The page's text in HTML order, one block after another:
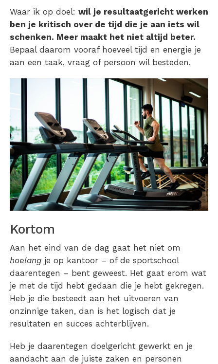
Waar ik op doel: wil je resultaatgericht werken
ben je kritisch over de tijd die je aan iets wil
schenken. Meer maakt het niet altijd beter.
Bepaal daarom vooraf hoeveel tijd en energie je
aan een taak, vraag of persoon wil besteden.
Kortom
Aan het eind van de dag gaat het niet om
hoelang je op kantoor – of de sportschool
daarentegen – bent geweest. Het gaat erom wat
je met de tijd hebt gedaan die je hebt gekregen.
Heb je die besteedt aan het uitvoeren van
onzinnige taken, dan is het logisch dat je
resultaten en succes achterblijven.
Heb je daarentegen doelgericht gewerkt en je
aandacht aan de juiste zaken en personen